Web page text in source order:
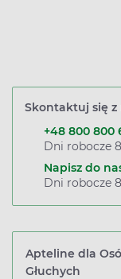
Skontaktuj się z
+48 800 800
Dni robocze
Napisz do
Dni robocze
Apteline dla
Głuchych